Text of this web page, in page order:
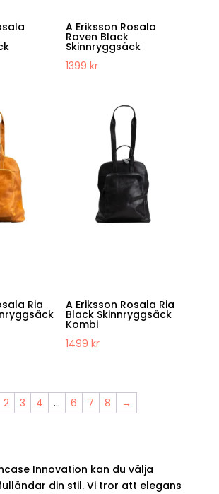
A Eriksson Rosala
Raven Black
Skinnryggsäck
1399kr
Ria A Eriksson Rosala Ria
Black Skinnryggsäck
Kombi
1499kr
2 3 4 … 6 7 8 →
Innovation kan du välja
din stil. Vi tror att elegans